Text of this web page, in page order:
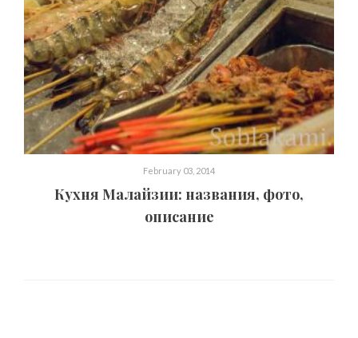
February 03, 2014
Кухня Малайзии: названия, фото,
описание